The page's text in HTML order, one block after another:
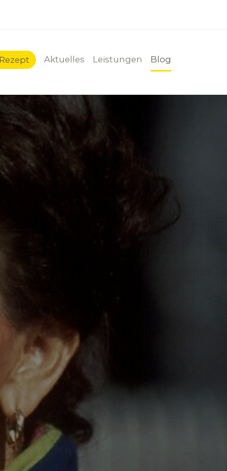
Aktuelles Leistungen Blog